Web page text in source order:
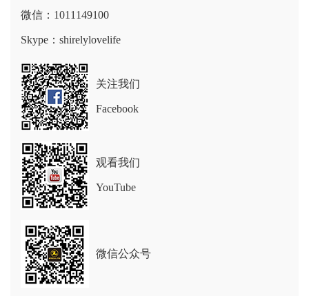
微信：1011149100
Skype：shirelylovelife
关注我们
Facebook
观看我们
YouTube
微信公众号